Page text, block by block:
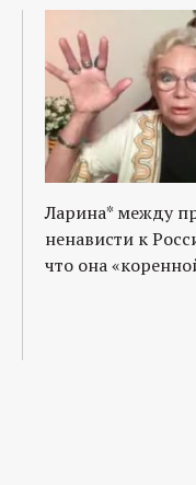
Ларина* между
ненависти к
что она